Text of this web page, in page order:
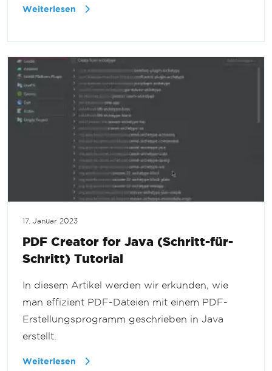
Weiterlesen
17. Januar 2023
PDF Creator for Java (Schritt-für-
Schritt) Tutorial
In diesem Artikel werden wir erkunden, wie
man effizient PDF-Dateien mit einem PDF-
Erstellungsprogramm geschrieben in Java
erstellt.
Weiterlesen